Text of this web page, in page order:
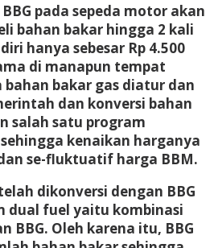
pada sepeda motor akan
bahan bakar hingga 2 kali
hanya sebesar Rp 4.500
di manapun tempat
bakar gas diatur dan
dan konversi bahan
salah satu program
kenaikan harganya
se-fluktuatif harga BBM.
dikonversi dengan BBG
dual fuel yaitu kombinasi
BBG. Oleh karena itu, BBG